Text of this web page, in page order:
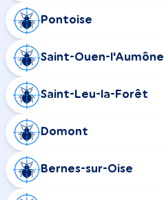
Pontoise
Saint-Ouen-l'Aumône
Saint-Leu-la-Forêt
Domont
Bernes-sur-Oise